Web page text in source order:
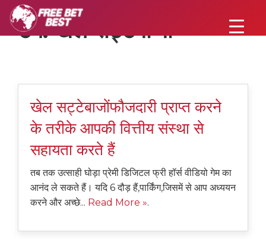
टैग:खेल सट्टेबाजों
खेल सट्टेबाजोंफौजदारी प्राप्त करने
के तरीके आपकी वित्तीय संस्था से
सहायता करते हैं
तब तक उत्साही घोड़ा प्रेमी डिजिटल फ्री हॉर्स वीडियो गेम का
आनंद ले सकते हैं। यदि 6 दौड़ हैं,पार्किंग,जिसमें से आप अध्ययन
करने और अच्छे... Read More ».